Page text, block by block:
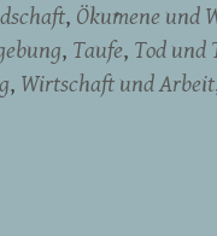
Ökumene und
Taufe Tod und
Wirtschaft und Arbeit